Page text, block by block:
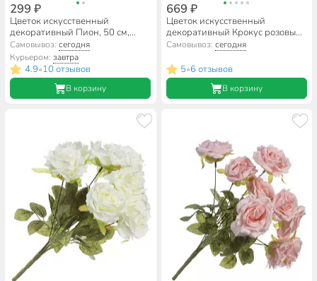
299 ₽
Цветок искусственный
декоративный Пион, 50 см,
персиковый, Y4-7956
Самовывоз:сегодня
Курьером:завтра
4.9•10 отзывов
В корзину
669 ₽
Цветок искусственный
декоративный Крокус розовый,
в кашпо, 48 см, A300127
Самовывоз: сегодня
5•6 отзывов
В корзину